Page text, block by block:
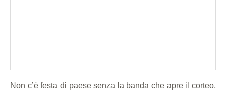
Non c’è festa di paese senza la banda che apre il corteo,